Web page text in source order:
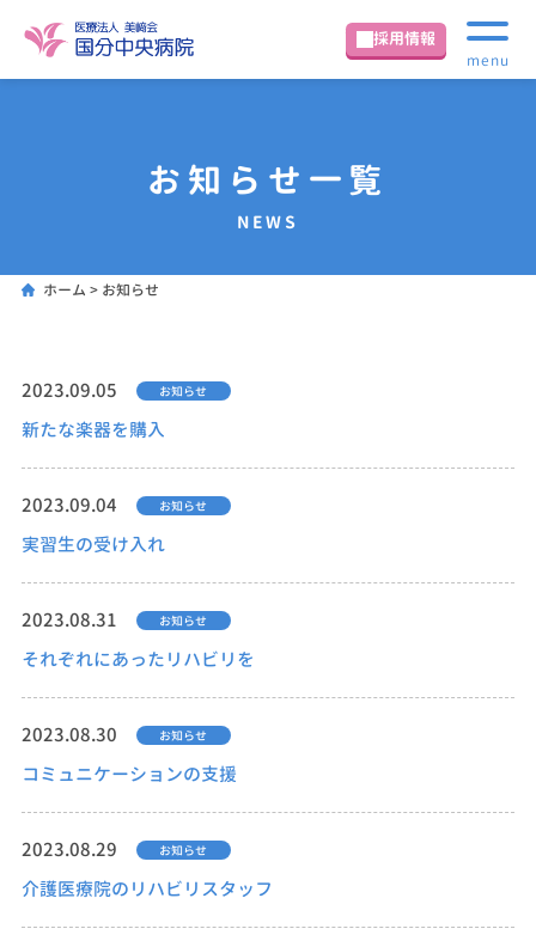
menu
採用情報
お知らせ一覧
NEWS
ホーム > お知らせ
2023.09.05 お知らせ
新たな楽器を購入
2023.09.04 お知らせ
実習生の受け入れ
2023.08.31 お知らせ
それぞれにあったリハビリを
2023.08.30 お知らせ
コミュニケーションの支援
2023.08.29 お知らせ
介護医療院のリハビリスタッフ